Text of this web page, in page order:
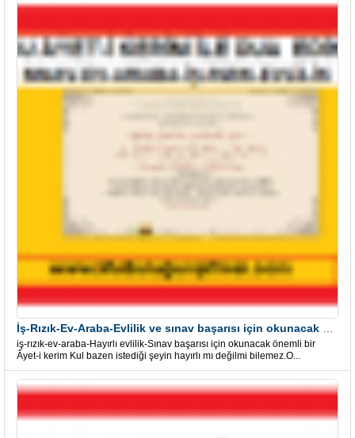
iş-rızık-ev-araba-Hayırlı evlilik-Sınav başarısı için okunacak önemli bir
Âyet-i kerim Kul bazen istediği şeyin hayırlı mı değilmi bilemez.O...